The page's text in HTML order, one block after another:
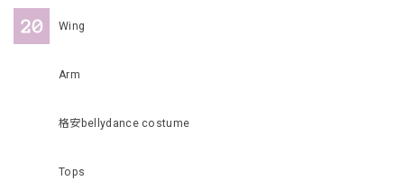
Wing
Arm
格安bellydance costume
Tops